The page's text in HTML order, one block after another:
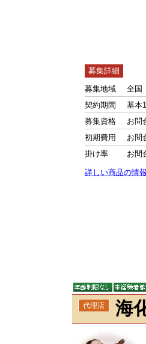
募集詳細
募集地域
全国
契約期間
基本
募集資格
お問
初期費用
お問
掛け率
お問
詳しい商品の情
代理店 海